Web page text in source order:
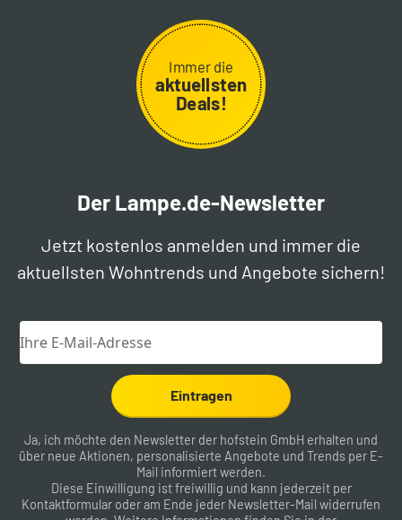
Immer die
aktuellsten
Deals!
Der Lampe.de-Newsletter
Jetzt kostenlos anmelden und immer die
aktuellsten Wohntrends und Angebote sichern!
Eintragen
Ja, ich möchte den Newsletter der hofstein GmbH erhalten und
über neue Aktionen, personalisierte Angebote und Trends per E-
Mail informiert werden.
Diese Einwilligung ist freiwillig und kann jederzeit per
Kontaktformular oder am Ende jeder Newsletter-Mail widerrufen